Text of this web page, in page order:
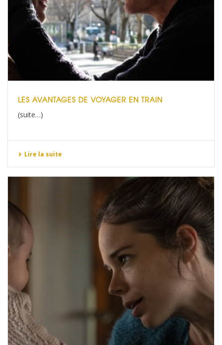
LES AVANTAGES DE VOYAGER EN TRAIN
(suite…)
Lire la suite